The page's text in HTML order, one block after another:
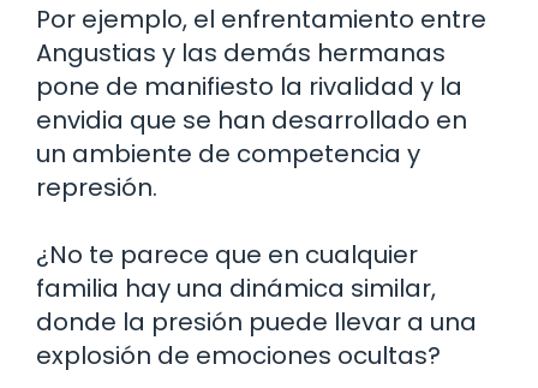
Por ejemplo, el enfrentamiento entre
Angustias y las demás hermanas
pone de manifiesto la rivalidad y la
envidia que se han desarrollado en
un ambiente de competencia y
represión.
¿No te parece que en cualquier
familia hay una dinámica similar,
donde la presión puede llevar a una
explosión de emociones ocultas?